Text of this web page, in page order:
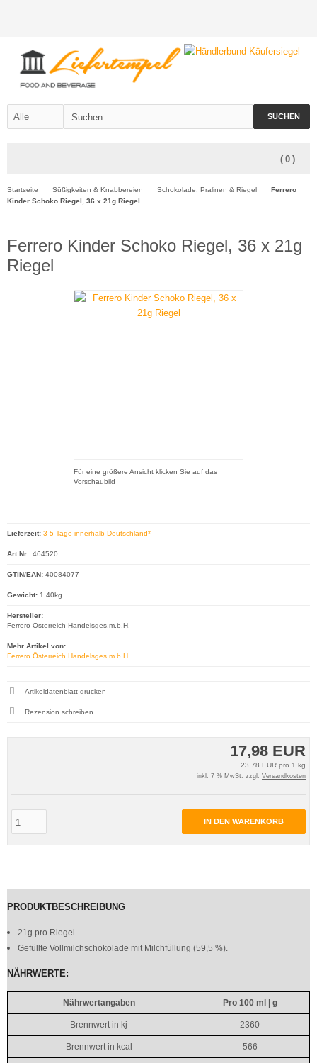
SUCHEN
( 0 )
Startseite Süßigkeiten & Knabbereien Schokolade, Pralinen & Riegel
Ferrero
Kinder Schoko Riegel, 36 x 21g Riegel
Ferrero Kinder Schoko Riegel, 36 x 21g
Riegel
Für eine größere Ansicht klicken Sie auf das
Vorschaubild
17,98 EUR
23,78 EUR pro 1 kg
inkl. 7 % MwSt. zzgl. Versandkosten
IN DEN WARENKORB
Lieferzeit: 3-5 Tage innerhalb Deutschland*
Art.Nr.: 464520
GTIN/EAN: 40084077
Gewicht: 1.40kg
Hersteller:
Ferrero Österreich Handelsges.m.b.H.
Mehr Artikel von:
Ferrero Österreich Handelsges.m.b.H.
Artikeldatenblatt drucken
Rezension schreiben
PRODUKTBESCHREIBUNG
21g pro Riegel
Gefüllte Vollmilchschokolade mit Milchfüllung (59,5 %).
NÄHRWERTE:
Nährwertangaben Pro 100 ml | g
Brennwert in kj 2360
Brennwert in kcal 566